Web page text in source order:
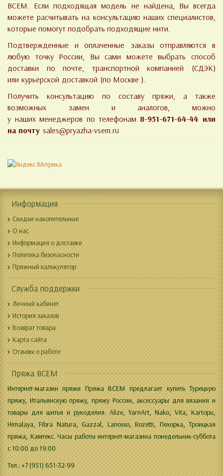
ВСЕМ. Если подходящая модель не найдена, Вы всегда
можете расчитывать на консультацию наших специалистов,
которые помогут подобрать подходящие нити.
Подтвержденные и оплаченные заказы отправляются в
любую точку России, Вы сами можете выбрать способ
доставки по почте, транспортной компанией (СДЭК)
или курьерской доставкой (по Москве ).
Получить консультацию по составу пряжи, а также
возможных замен и аналогов, можно
у наших менеджеров по телефонам 8-951-671-64-44 или
на почту sales@pryazha-vsem.ru
Информация
Скидки накопительные
О нас
Информация о доставке
Политика безопасности
Пряжный калькулятор
Служба поддержки
Личный кабинет
История заказов
Возврат товара
Карта сайта
Отзывы о работе
Пряжа ВСЕМ
Интернет-магазин пряжи Пряжа ВСЕМ предлагает купить Турецкую
пряжу, Итальянскую пряжу, пряжу России, аксессуары для вязания и
товары для шитья и рукоделия. Alize, YarnArt, Nako, Vita, Kartopu,
Himalaya, Fibra Natura, Gazzal, Lanosso, Rozetti, Пехорка, Троицкая
пряжа, Камтекс. Часы работы интернет-магазина понедельник-суббота
с 10:00 до 19:00
Тел.: +7 (951) 651-32-99